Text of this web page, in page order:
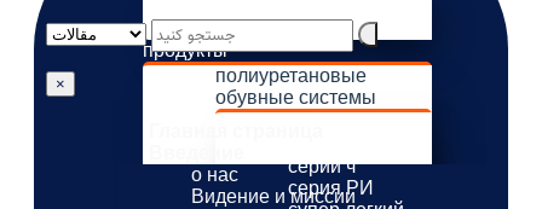
галерея
продукты
полиуретановые
обувные системы
серии ч
серия РИ
×
о нас
Видение и миссии